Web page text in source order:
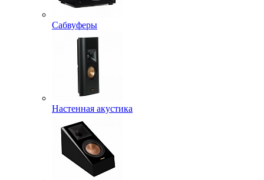
Сабвуферы
Настенная акустика